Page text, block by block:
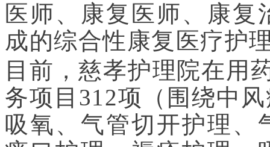
医师、康复医师、康复
成的综合性康复医疗护
目前，慈孝护理院在用
务项目312项（围绕中
吸氧、气管切开护理、